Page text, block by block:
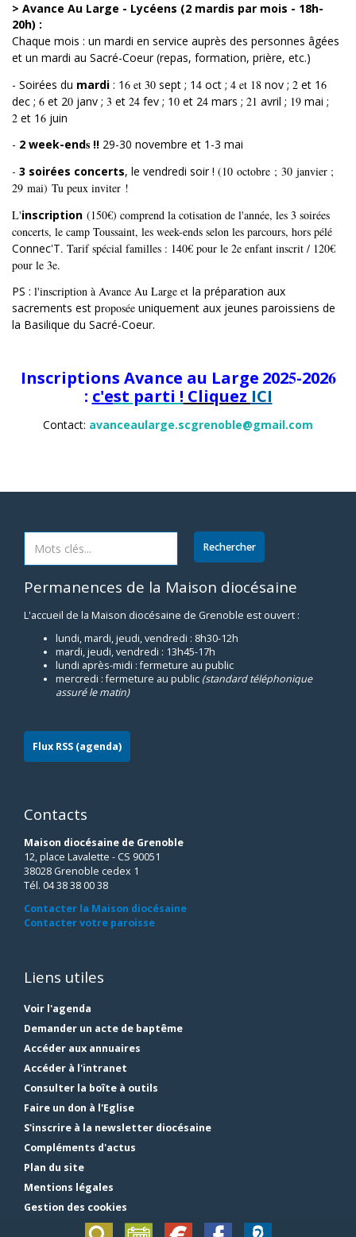
> Avance Au Large - Lycéens (2 mardis par mois - 18h-
20h) :
Chaque mois : un mardi en service auprès des personnes âgées
et un mardi au Sacré-Coeur (repas, formation, prière, etc.)
- Soirées du mardi : 16 et 30 sept ; 14 oct ; 4 et 18 nov ; 2 et 16
dec ; 6 et 20 janv ; 3 et 24 fev ; 10 et 24 mars ; 21 avril ; 19 mai ;
2 et 16 juin
- 2 week-ends !! 29-30 novembre et 1-3 mai
- 3 soirées concerts, le vendredi soir ! (10 octobre ; 30 janvier ;
29 mai) Tu peux inviter !
L'inscription (150€) comprend la cotisation de l'année, les 3 soirées
concerts, le camp Toussaint, les week-ends selon les parcours, hors pélé
Connec'T. Tarif spécial familles : 140€ pour le 2e enfant inscrit / 120€
pour le 3e.
PS : l'inscription à Avance Au Large et la préparation aux
sacrements est proposée uniquement aux jeunes paroissiens de
la Basilique du Sacré-Coeur.
Inscriptions Avance au Large 2025-2026
: c'est parti ! Cliquez ICI
Contact: avanceaularge.scgrenoble@gmail.com
Permanences de la Maison diocésaine
L'accueil de la Maison diocésaine de Grenoble est ouvert :
lundi, mardi, jeudi, vendredi : 8h30-12h
mardi, jeudi, vendredi : 13h45-17h
lundi après-midi : fermeture au public
mercredi : fermeture au public (standard téléphonique
assuré le matin)
Flux RSS (agenda)
Contacts
Maison diocésaine de Grenoble
12, place Lavalette - CS 90051
38028 Grenoble cedex 1
Tél. 04 38 38 00 38
Contacter la Maison diocésaine
Contacter votre paroisse
Liens utiles
Voir l'agenda
Demander un acte de baptême
Accéder aux annuaires
Accéder à l'intranet
Consulter la boîte à outils
Faire un don à l'Eglise
S'inscrire à la newsletter diocésaine
Compléments d'actus
Plan du site
Mentions légales
Gestion des cookies